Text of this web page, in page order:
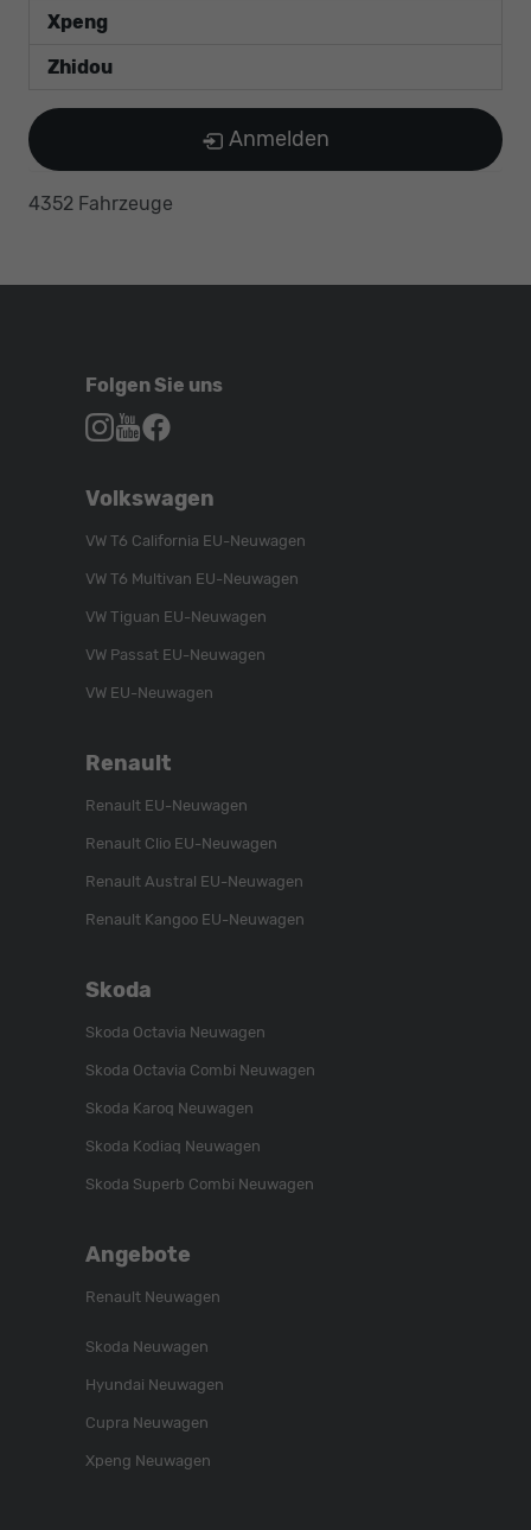
Xpeng
Zhidou
Anmelden
4352 Fahrzeuge
Folgen Sie uns
Autohaus
Sie
Instagram
Autohaus
Sie
Kanal
Sie
Facebook
Volkswagen
VW T6 California EU-Neuwagen
VW T6 Multivan EU-Neuwagen
VW Tiguan EU-Neuwagen
VW Passat EU-Neuwagen
VW EU-Neuwagen
Renault
Renault EU-Neuwagen
Renault Clio EU-Neuwagen
Renault Austral EU-Neuwagen
Renault Kangoo EU-Neuwagen
Skoda
Skoda Octavia Neuwagen
Skoda Octavia Combi Neuwagen
Skoda Karoq Neuwagen
Skoda Kodiaq Neuwagen
Skoda Superb Combi Neuwagen
Angebote
Renault Neuwagen
Skoda Neuwagen
Hyundai Neuwagen
Cupra Neuwagen
Xpeng Neuwagen